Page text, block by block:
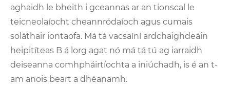
aghaidh le bheith i gceannas ar an tionscal le
teicneolaíocht cheannródaíoch agus cumais
soláthair iontaofa. Má tá vacsaíní ardchaighdeáin
heipitíteas B á lorg agat nó má tá tú ag iarraidh
deiseanna comhpháirtíochta a iniúchadh, is é an t-
am anois beart a dhéanamh.